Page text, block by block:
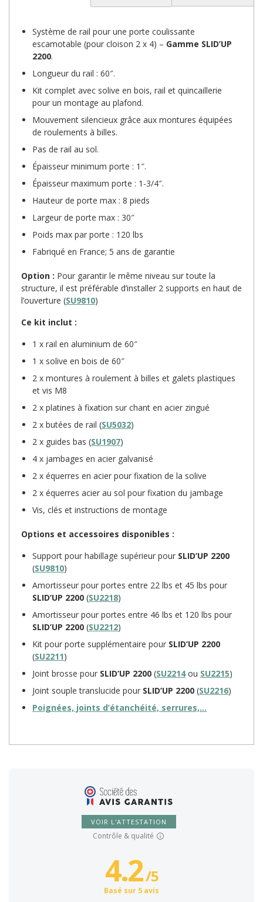
Système de rail pour une porte coulissante
escamotable (pour cloison 2 x 4) – Gamme SLID’UP
2200.
Longueur du rail : 60″.
Kit complet avec solive en bois, rail et quincaillerie
pour un montage au plafond.
Mouvement silencieux grâce aux montures équipées
de roulements à billes.
Pas de rail au sol.
Épaisseur minimum porte : 1″.
Épaisseur maximum porte : 1-3/4″.
Hauteur de porte max : 8 pieds
Largeur de porte max : 30″
Poids max par porte : 120 lbs
Fabriqué en France; 5 ans de garantie
Option : Pour garantir le même niveau sur toute la
structure, il est préférable d’installer 2 supports en haut de
l’ouverture (SU9810)
Ce kit inclut :
1 x rail en aluminium de 60″
1 x solive en bois de 60″
2 x montures à roulement à billes et galets plastiques
et vis M8
2 x platines à fixation sur chant en acier zingué
2 x butées de rail (SU5032)
2 x guides bas (SU1907)
4 x jambages en acier galvanisé
2 x équerres en acier pour fixation de la solive
2 x équerres acier au sol pour fixation du jambage
Vis, clés et instructions de montage
Options et accessoires disponibles :
Support pour habillage supérieur pour SLID’UP 2200
(SU9810)
Amortisseur pour portes entre 22 lbs et 45 lbs pour
SLID’UP 2200(SU2218)
Amortisseur pour portes entre 46 lbs et 120 lbs pour
SLID’UP 2200(SU2212)
Kit pour porte supplémentaire pour SLID’UP 2200
(SU2211)
Joint brosse pour SLID’UP 2200 (SU2214ou SU2215)
Joint souple translucide pour SLID’UP 2200 (SU2216)
Poignées, joints d’étanchéité, serrures,…
VOIR L'ATTESTATION
Contrôle & qualité
4.2/5
Basé sur 5 avis